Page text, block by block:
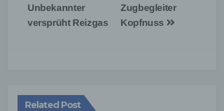
Zugbegleiter
Kopfnuss
Unbekannter
versprüht Reizgas
Related Post